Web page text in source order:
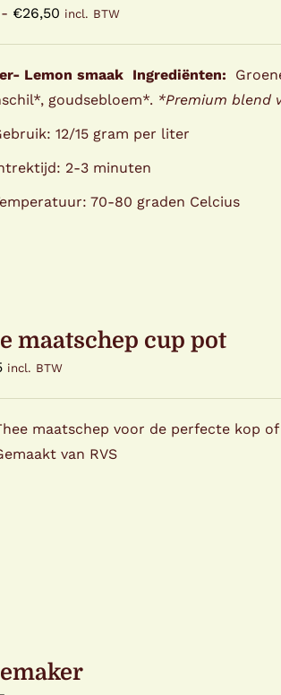
- €26,50Prijsklasse:
incl. BTW
Lemon smaak Ingrediënten:
goudsebloem*. *Premium blend
12/15 gram per liter
2-3 minuten
70-80 graden Celcius
maatschep cup pot
incl. BTW
maatschep voor de perfecte kop
van RVS